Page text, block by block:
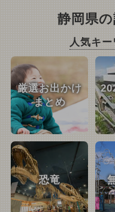
静岡県
人気キ
厳選お出かけ
まとめ
恐竜